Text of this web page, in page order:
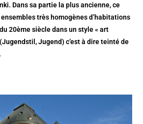
Dans sa partie la plus ancienne, ce
très homogènes d’habitations
20ème siècle dans un style « art
Jugend) c’est à dire teinté de